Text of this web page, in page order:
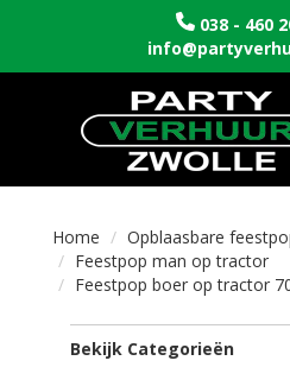
038 - 460
Home
Opblaasbare
Feestpop man op tractor
Feestpop boer op tractor
Bekijk Categorieën